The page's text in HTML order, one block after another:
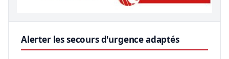
Alerter les secours d'urgence adaptés